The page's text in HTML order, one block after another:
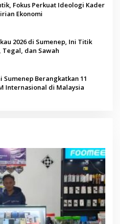
Fokus Perkuat Ideologi Kader
Ekonomi
2026 di Sumenep, Ini Titik
Tegal, dan Sawah
Sumenep Berangkatkan 11
Internasional di Malaysia